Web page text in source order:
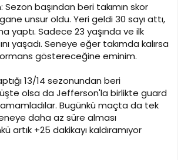
başından beri takımın skor
unsur oldu. Yeri geldi 30 sayı attı,
yaptı. Sadece 23 yaşında ve ilk
yaşadı. Seneye eğer takımda kalırsa
göstereceğine eminim.
13/14 sezonundan beri
olsa da Jefferson'la birlikte guard
Bugünkü maçta da tek
daha az süre alması
artık +25 dakikayı kaldıramıyor